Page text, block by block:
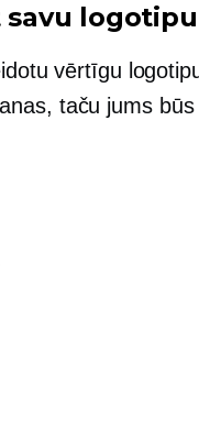
savu logotipu
vērtīgu
taču jums